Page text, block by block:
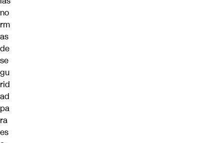
no
rm
as
de
se
gu
rid
ad
pa
ra
es